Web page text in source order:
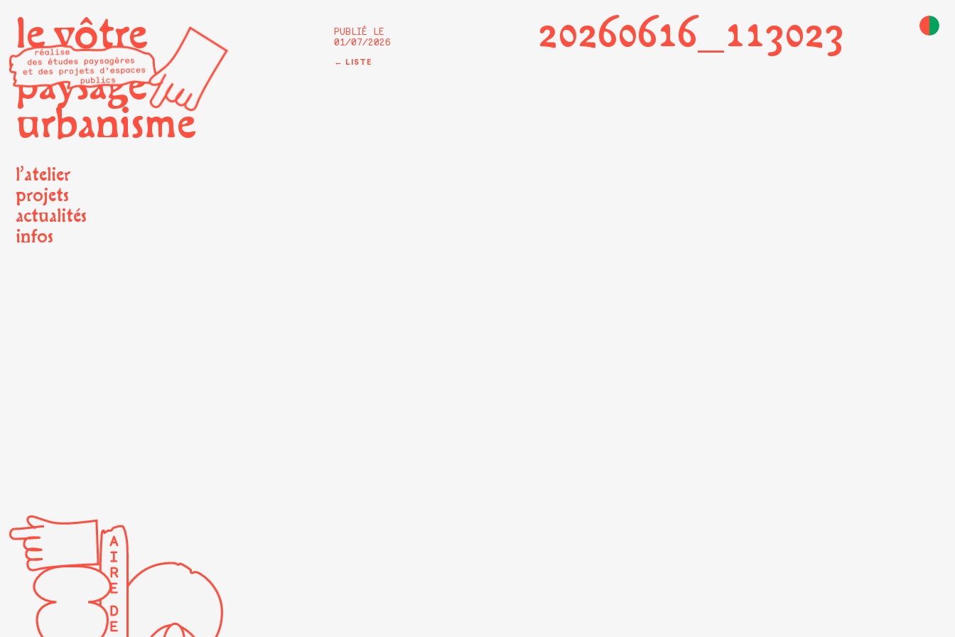
le vôtre
paysage
urbanisme
l’atelier
projets
actualités
infos
PUBLIÉ LE
01/07/2026
← LISTE
20260616_113023